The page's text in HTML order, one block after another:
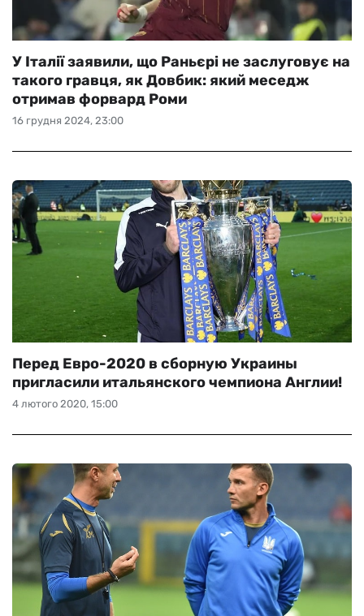
16 грудня 2024, 23:00
У Італії заявили, що Раньєрі не заслуговує на
такого гравця, як Довбик: який меседж
отримав форвард Роми
4 лютого 2020, 15:00
Перед Евро-2020 в сборную Украины
пригласили итальянского чемпиона Англии!